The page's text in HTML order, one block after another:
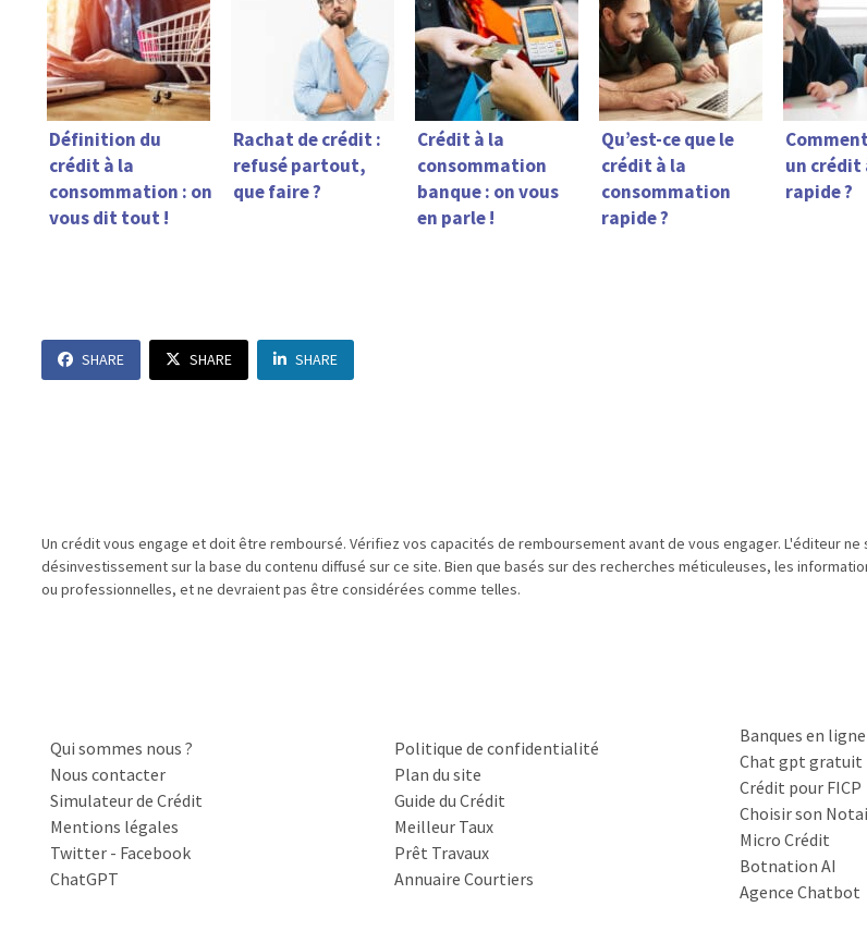
Définition du
crédit à la
consommation : on
vous dit tout !
Rachat de crédit :
refusé partout,
que faire ?
Crédit à la
consommation
banque : on vous
en parle !
Qu’est-ce que le
crédit à la
consommation
rapide ?
un crédit
rapide ?
SHARE SHARE SHARE
Un crédit vous engage et doit être remboursé. Vérifiez vos capacités de remboursement avant de vous engager. L'éditeur
désinvestissement sur la base du contenu diffusé sur ce site. Bien que basés sur des recherches méticuleuses, les
ou professionnelles, et ne devraient pas être considérées comme telles.
Qui sommes nous ?
Nous contacter
Simulateur de Crédit
Mentions légales
Twitter - Facebook
ChatGPT
Politique de confidentialité
Plan du site
Guide du Crédit
Meilleur Taux
Prêt Travaux
Annuaire Courtiers
Banques en ligne
Chat gpt gratuit
Crédit pour FICP
Choisir son
Micro Crédit
Botnation AI
Agence Chatbot